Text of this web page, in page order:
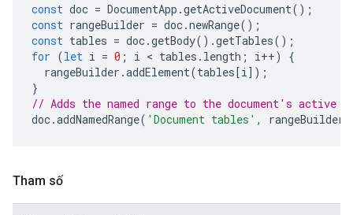
const doc = DocumentApp .getActiveDocument();
const rangeBuilder = doc.newRange();
const tables = doc.getBody().getTables();
for (let i = 0 ; i < tables . length ; i++)
{
rangeBuilder .addElement(tables[i]);
}
// Adds the named range to the document's active
doc.addNamedRange( 'Document tables' , rangeBuilder
Tham số